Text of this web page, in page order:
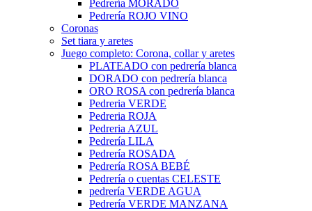
Pedrería MORADO
Pedrería ROJO VINO
Coronas
Set tiara y aretes
Juego completo: Corona, collar y aretes
PLATEADO con pedrería blanca
DORADO con pedrería blanca
ORO ROSA con pedrería blanca
Pedreria VERDE
Pedreria ROJA
Pedreria AZUL
Pedrería LILA
Pedrería ROSADA
Pedrería ROSA BEBÉ
Pedrería o cuentas CELESTE
pedrería VERDE AGUA
Pedrería VERDE MANZANA